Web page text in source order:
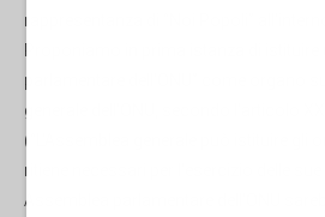
rappresentanza di “Noi Popoli”
parlamentare dell'ONU” come organo
generale dell'ONU, secondo l'articolo
(“L'Assemblea generale può istituire gli
ritiene necessari per l'esercizio delle sue
Assemblea parlamentare dell'ONU